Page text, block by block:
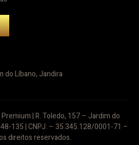
do Líbano, Jandira
| R. Toledo, 157 – Jardim do
135 | CNPJ: – 35.345.128/0001-71 –
direitos reservados.